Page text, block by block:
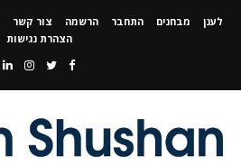
לענן מבחנים התחבר הרשמה צור קשר
הצהרת נגישות